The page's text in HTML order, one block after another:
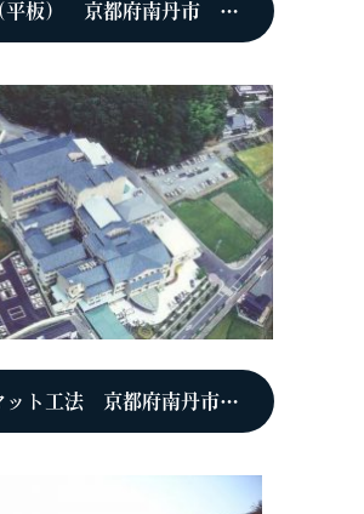
防災瓦（平板） 京都府南丹市 ビーワンスタジオFine(美容院)
かわらマット工法 京都府南丹市園部町 C社会福祉法人